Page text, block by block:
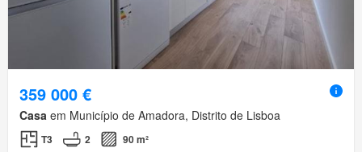
359 000 €
Casa em Município de Amadora, Distrito de Lisboa
T3 2
90 m²